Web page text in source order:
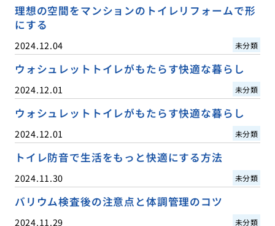
理想の空間をマンションのトイレリフォームで形
にする
2024.12.04 未分類
ウォシュレットトイレがもたらす快適な暮らし
2024.12.01 未分類
ウォシュレットトイレがもたらす快適な暮らし
2024.12.01 未分類
トイレ防音で生活をもっと快適にする方法
2024.11.30 未分類
バリウム検査後の注意点と体調管理のコツ
2024.11.29 未分類